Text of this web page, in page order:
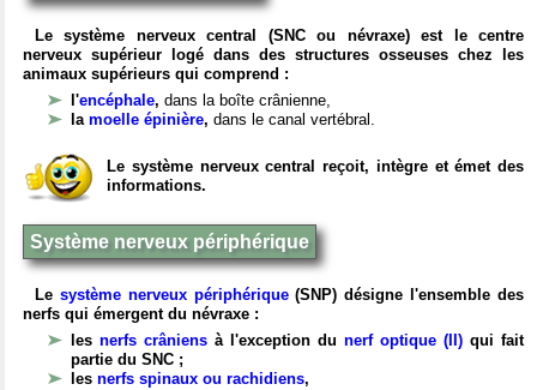
Le système nerveux central (SNC ou névraxe) est le centre
nerveux supérieur logé dans des structures osseuses chez les
animaux supérieurs qui comprend :
l'encéphale, dans la boîte crânienne,
la moelle épinière, dans le canal vertébral.
Le système nerveux central reçoit, intègre et émet des
informations.
Système nerveux périphérique
Le système nerveux périphérique(SNP) désigne l'ensemble des
nerfs qui émergent du névraxe :
les nerfs crâniens à l'exception du nerf optique (II) qui fait
partie du SNC ;
les nerfs spinaux ou rachidiens,